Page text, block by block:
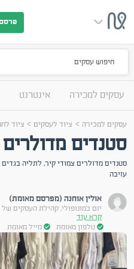
חיפוש עסקים
עסקים למכירה אינטרנט
עסקים למכירה > ציוד לעסקים> ציוד
סטנדים
סטנדים מדולרים צמודי קיר, לתליה
עזיבה
אולין אוחנה (מפרסם מאומת)
יזם במונופולי, קהילת העסקים של
קרא עוד
טלפון מאומת
מייל מאומת